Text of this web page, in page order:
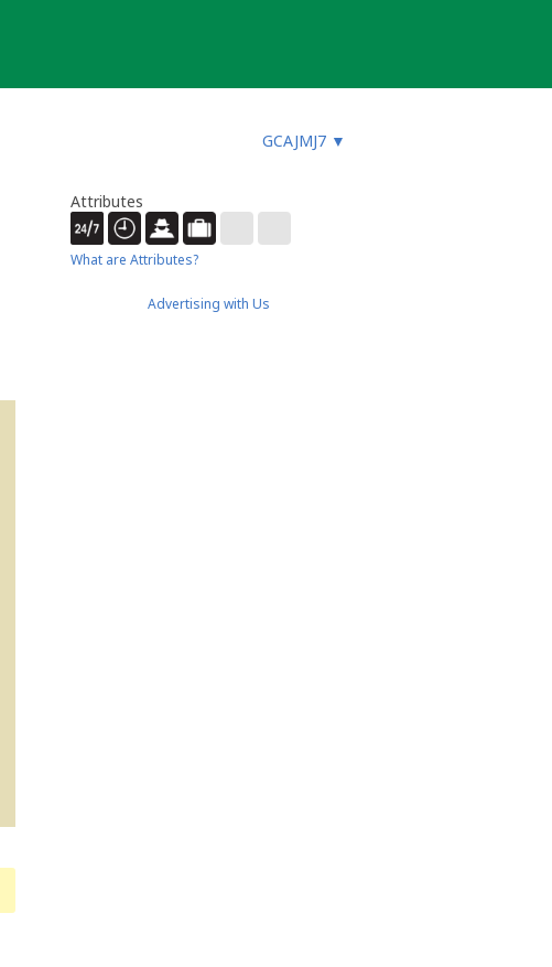
GCAJMJ7 ▼
Attributes
What are Attributes?
Advertising with Us